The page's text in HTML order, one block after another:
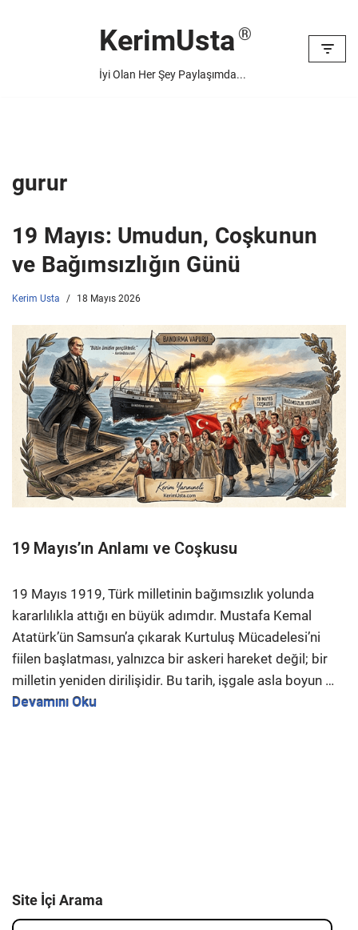
KerimUsta
İyi Olan Her Şey Paylaşımda...
gurur
19 Mayıs: Umudun, Coşkunun
ve Bağımsızlığın Günü
Kerim Usta 18 Mayıs 2026
19 Mayıs’ın Anlamı ve Coşkusu
19 Mayıs 1919, Türk milletinin bağımsızlık yolunda
kararlılıkla attığı en büyük adımdır. Mustafa Kemal
Atatürk’ün Samsun’a çıkarak Kurtuluş Mücadelesi’ni
fiilen başlatması, yalnızca bir askeri hareket değil; bir
milletin yeniden dirilişidir. Bu tarih, işgale asla boyun …
Devamını Oku
Site İçi Arama